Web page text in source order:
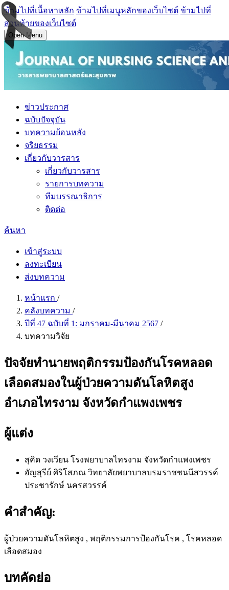
ข้ามไปที่เนื้อหาหลัก ข้ามไปที่เมนูหลักของเว็บไซต์ ข้ามไปที่
ส่วนท้ายของเว็บไซต์
Open Menu
ข่าวประกาศ
ฉบับปัจจุบัน
บทความย้อนหลัง
จริยธรรม
เกี่ยวกับวารสาร
เกี่ยวกับวารสาร
รายการบทความ
ทีมบรรณาธิการ
ติดต่อ
ค้นหา
เข้าสู่ระบบ
ลงทะเบียน
ส่งบทความ
หน้าแรก /
คลังบทความ /
ปีที่ 47 ฉบับที่ 1: มกราคม-มีนาคม 2567 /
บทความวิจัย
ปัจจัยทำนายพฤติกรรมป้องกันโรคหลอด
เลือดสมองในผู้ป่วยความดันโลหิตสูง
อำเภอไทรงาม จังหวัดกำแพงเพชร
ผู้แต่ง
สุคิด วงเวียน โรงพยาบาลไทรงาม จังหวัดกำแพงเพชร
อัญสุรีย์ ศิริโสภณ วิทยาลัยพยาบาลบรมราชชนนีสวรรค์
ประชารักษ์ นครสวรรค์
คำสำคัญ:
ผู้ป่วยความดันโลหิตสูง , พฤติกรรมการป้องกันโรค , โรคหลอด
เลือดสมอง
บทคัดย่อ